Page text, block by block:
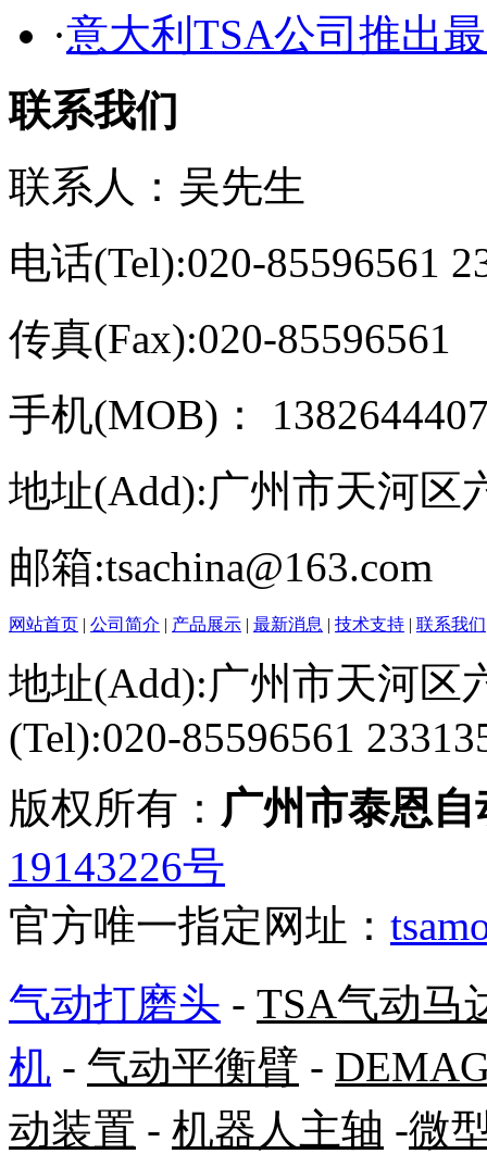
·意大利TSA公司推出
联系我们
联系人：吴先生
电话(Tel):020-85596561
传真(Fax):020-85596561
手机(MOB)：
地址(Add):广州市天河区
邮箱:tsachina@163.com
网站首页 | 公司简介 | 产品展示 | 最新消息 | 技术支持 | 联系我们
地址(Add):广州市天河区
(Tel):020-85596561
版权所有： 广州市泰恩
19143226号
官方唯一指定网址：
气动打磨头 - TSA气动马
机 - 气动平衡臂 -
动装置 - 机器人主轴 -微